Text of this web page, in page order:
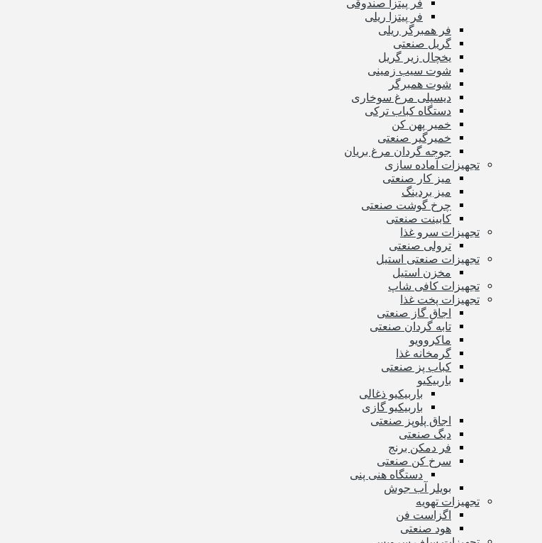
فر پیتزا صندوقی
فر پیتزا ریلی
فر همبرگر ریلی
گریل صنعتی
یخچال زیر گریل
شوت سیب زمینی
شوت همبرگر
دیسپلی مرغ سوخاری
دستگاه کباب ترکی
خمیر پهن کن
خمیرگیر صنعتی
جوجه گردان مرغ بریان
تجهیزات آماده سازی
میز کار صنعتی
میز بردینگ
چرخ گوشت صنعتی
کابینت صنعتی
تجهیزات سرو غذا
ترولی صنعتی
تجهیزات صنعتی استیل
مخزن استیل
تجهیزات کافی شاپ
تجهیزات پخت غذا
اجاق گاز صنعتی
تابه گردان صنعتی
ماکروویو
گرمخانه غذا
کباب پز صنعتی
باربیکیو
باربیکیو ذغالی
باربیکیو گازی
اجاق پلوپز صنعتی
دیگ صنعتی
فر دمکن برنج
سرخ کن صنعتی
دستگاه هنی پنی
بویلر آب جوش
تجهیزات تهویه
اگزاست فن
هود صنعتی